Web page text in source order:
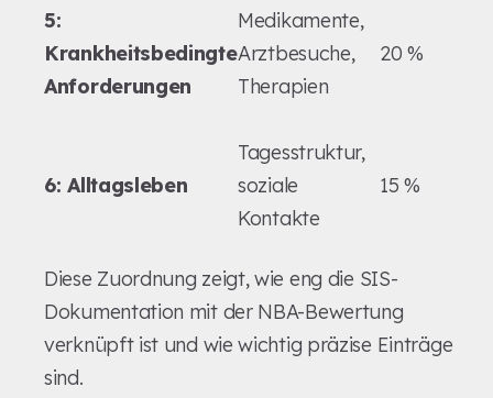
5:
Krankheitsbedingte
Anforderungen
Medikamente,
Arztbesuche,
Therapien
20 %
6: Alltagsleben
Tagesstruktur,
soziale
Kontakte
15 %
Diese Zuordnung zeigt, wie eng die SIS-
Dokumentation mit der NBA-Bewertung
verknüpft ist und wie wichtig präzise Einträge
sind.